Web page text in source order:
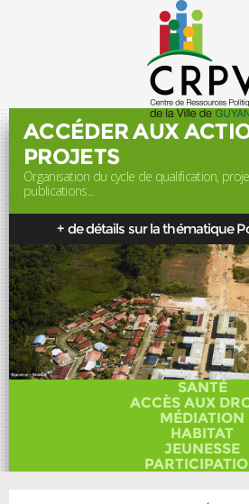
Liens
Offres d'emploi
Actualités
Newsletter
Contact
Le CRPV
Thématiques
Documentation
Politique de la Ville
ACCÉDER AUX
PROJETS
Organisation du cycle de qualification,
publications...
+ de détails sur la thématique
SANTÉ
ACCÈS AUX
MÉDIATION
HABITAT
JEUNESSE